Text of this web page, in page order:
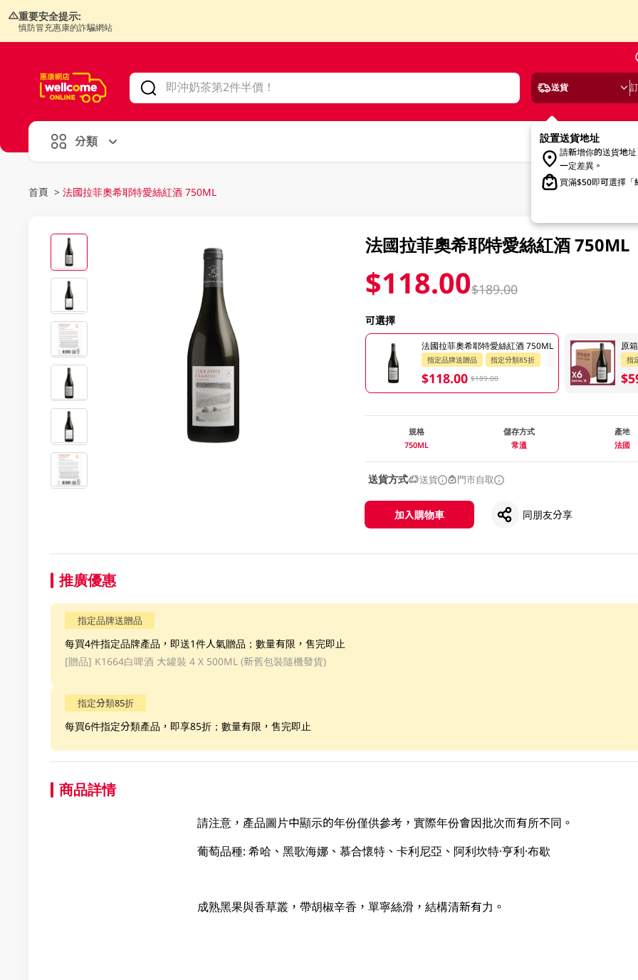
重要安全提示:
慎防冒充惠康的詐騙網站
送貨
設置送貨地址
請新增你的送貨地
一定差異。
買滿$50即可選擇「
分類
首頁 > 法國拉菲奧希耶特愛絲紅酒 750ML
法國拉菲奧希耶特愛絲紅酒 750ML
$118.00$189.00
可選擇
法國拉菲奧希耶特愛絲紅酒 750ML
指定品牌送贈品 指定分類85折
$118.00 $189.00
原
指
規格
750ML
儲存方式
常溫
產地
法國
送貨方式 送貨 門市自取
加入購物車 同朋友分享
推廣優惠
指定品牌送贈品
每買4件指定品牌產品，即送1件人氣贈品；數量有限，售完即止
[贈品] K1664白啤酒 大罐裝 4 X 500ML (新舊包裝隨機發貨)
指定分類85折
每買6件指定分類產品，即享85折；數量有限，售完即止
商品詳情
請注意，產品圖片中顯示的年份僅供參考，實際年份會因批次而有所不同。
葡萄品種: 希哈、黑歌海娜、慕合懷特、卡利尼亞、阿利坎特·亨利·布歇
成熟黑果與香草叢，帶胡椒辛香，單寧絲滑，結構清新有力。